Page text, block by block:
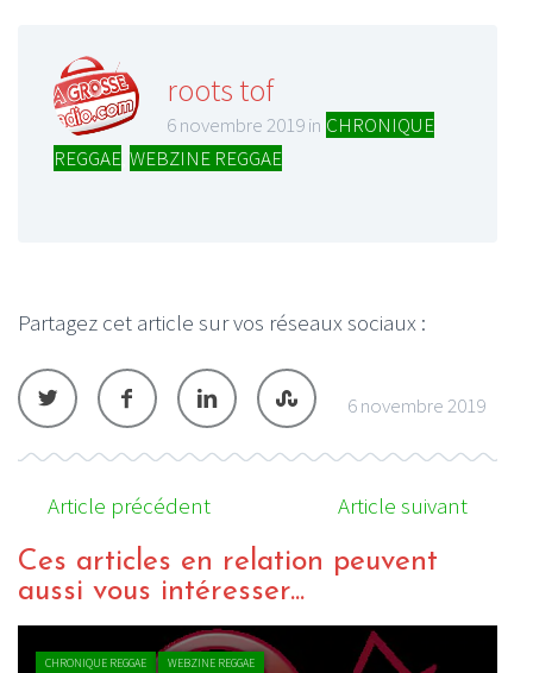
roots tof
6 novembre 2019 in CHRONIQUE
REGGAE WEBZINE REGGAE
Partagez cet article sur vos réseaux sociaux :
6 novembre 2019
Article précédent Article suivant
Ces articles en relation peuvent
aussi vous intéresser...
CHRONIQUE REGGAE WEBZINE REGGAE